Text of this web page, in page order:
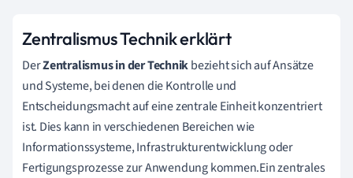
Zentralismus Technik erklärt
DerZentralismus in der Technikbezieht sich auf Ansätze
und Systeme, bei denen die Kontrolle und
Entscheidungsmacht auf eine zentrale Einheit konzentriert
ist. Dies kann in verschiedenen Bereichen wie
Informationssysteme, Infrastrukturentwicklung oder
Fertigungsprozesse zur Anwendung kommen.Ein zentrales